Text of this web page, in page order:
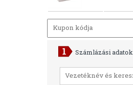
Számlázási adatok